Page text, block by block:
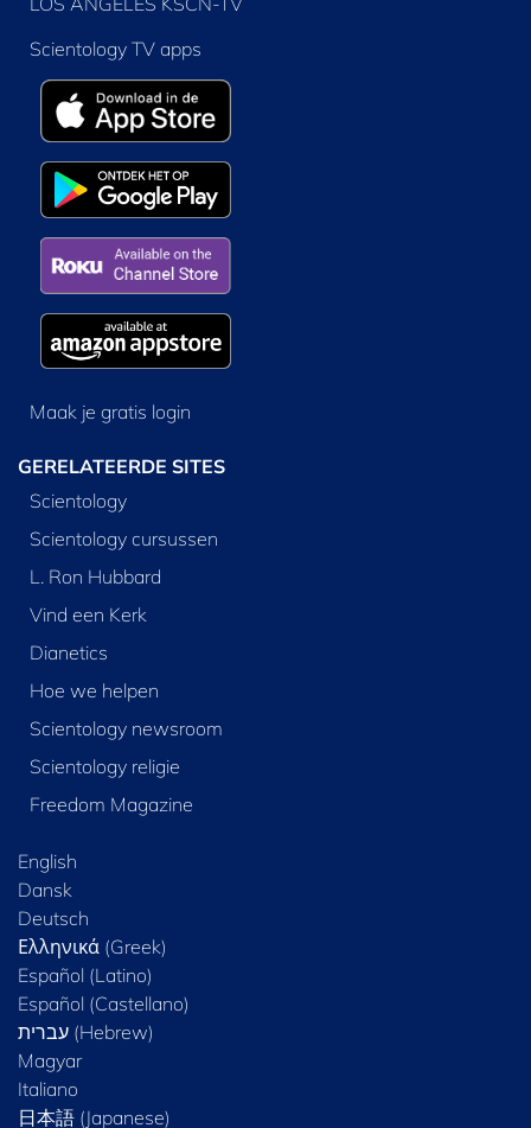
Scientology TV apps
Maak je gratis login
GERELATEERDE SITES
Scientology
Scientology cursussen
L. Ron Hubbard
Vind een Kerk
Dianetics
Hoe we helpen
Scientology newsroom
Scientology religie
Freedom Magazine
English
Dansk
Deutsch
Ελληνικά (Greek)
Español (Latino)
Español (Castellano)
Magyar
Italiano
日本語 (Japanese)